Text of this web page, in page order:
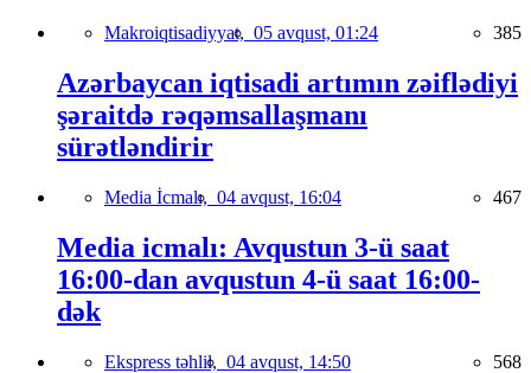
Makroiqtisadiyyat, 05 avqust, 01:24 385
Azərbaycan iqtisadi artımın zəiflədiyi
şəraitdə rəqəmsallaşmanı
sürətləndirir
Media İcmalı, 04 avqust, 16:04 467
Media icmalı: Avqustun 3-ü saat
16:00-dan avqustun 4-ü saat 16:00-
dək
Ekspress təhlil, 04 avqust, 14:50 568